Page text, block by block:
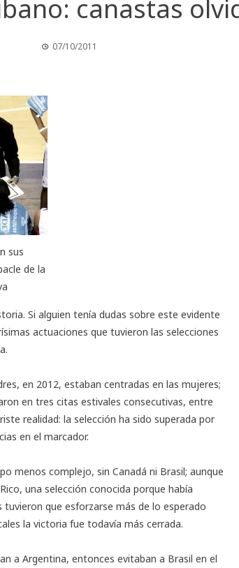
canastas
07/10/2011
sus
de la
Si alguien tenía dudas sobre este evidente
actuaciones que tuvieron las selecciones
.
en 2012, estaban centradas en las mujeres;
en tres citas estivales consecutivas, entre
realidad: la selección ha sido superada por
en el marcador.
menos complejo, sin Canadá ni Brasil; aunque
una selección conocida porque había
que esforzarse más de lo esperado
la victoria fue todavía más cerrada.
a Argentina, entonces evitaban a Brasil en el